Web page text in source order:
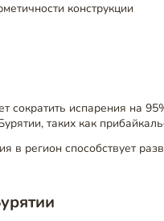
конструкции
сократить испарения на
таких как
в регион способствует